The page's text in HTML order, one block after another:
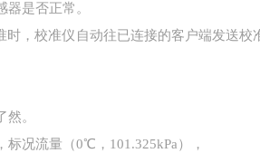
是否正常。
，校准仪自动往已连接的客户端发送校
。
况流量（0℃，101.325kPa），